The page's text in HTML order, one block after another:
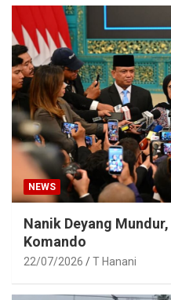
NEWS
Nanik Deyang
Komando
22/07/2026 T Hanani